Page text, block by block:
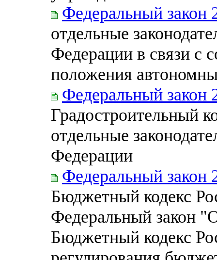
Федеральный закон
отдельные
Федерации в связи с
положения
Федеральный закон
Градостроительный
отдельные
Федерации
Федеральный закон
Бюджетный кодекс
Федеральный закон
Бюджетный кодекс